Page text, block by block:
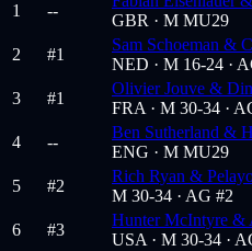
1
--
GBR · M MU29
2 #1
Sam Schoeman &
NED · M 16-24 ·
3 #1
Olivier Jouve &
FRA · M 30-34 ·
4 --
Ben Sutherland &
ENG · M MU29
5 #2
Rich Ryan &
M 30-34 · AG #2
6 #3
Hunter McIntyre &
USA · M 30-34 ·